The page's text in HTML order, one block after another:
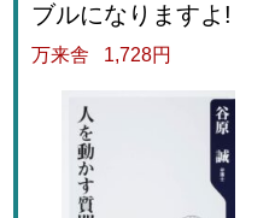
ブルになりますよ!
万来舎 1,728円